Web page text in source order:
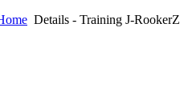
Details - Training J-RookerZ